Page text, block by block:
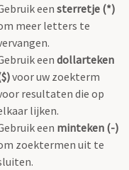
eensterretje (*)
meer letters te
eendollarteken
voor uw zoekterm
resultaten die op
lijken.
een minteken (-)
zoektermen uit te